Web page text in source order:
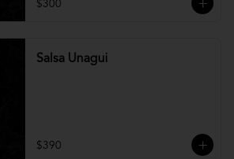
$300
Salsa Unagui
$390